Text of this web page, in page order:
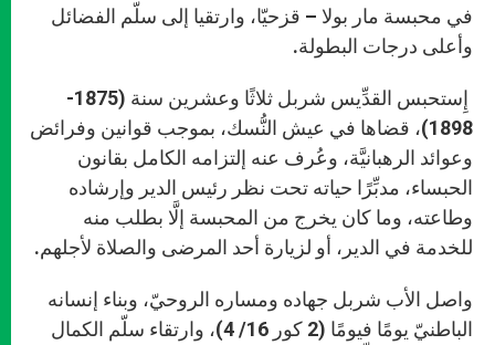
في محبسة مار بولا – قزحيّا، وارتقيا إلى سلّم الفضائل
وأعلى درجات البطولة.
إِستحبس القدِّيس شربل ثلاثًا وعشرين سنة (1875-
1898)، قضاها في عيش النُّسك، بموجب قوانين وفرائض
وعوائد الرهبانيَّة، وعُرف عنه إلتزامه الكامل بقانون
الحبساء، مدبِّرًا حياته تحت نظر رئيس الدير وإرشاده
وطاعته، وما كان يخرج من المحبسة إلَّا بطلب منه
للخدمة في الدير، أو لزيارة أحد المرضى والصلاة لأجلهم.
واصل الأب شربل جهاده ومساره الروحيّ، وبناء إنسانه
الباطنيّ يومًا فيومًا (2 كور 16/ 4)، وارتقاء سلّم الكمال